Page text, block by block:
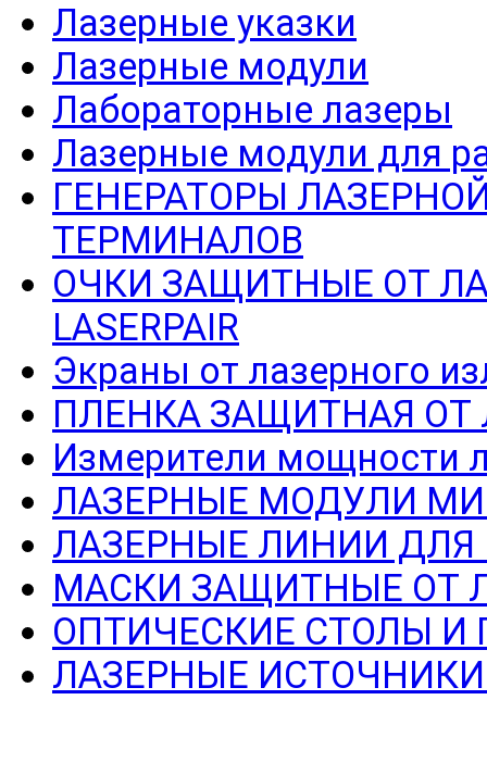
Лазерные указки
Лазерные модули
Лабораторные лазеры
Лазерные модули для
ГЕНЕРАТОРЫ
ТЕРМИНАЛОВ
ОЧКИ ЗАЩИТНЫЕ ОТ
LASERPAIR
Экраны от лазерного
ПЛЕНКА ЗАЩИТНАЯ ОТ
Измерители мощности
ЛАЗЕРНЫЕ МОДУЛИ
ЛАЗЕРНЫЕ ЛИНИИ
МАСКИ ЗАЩИТНЫЕ ОТ
ОПТИЧЕСКИЕ СТОЛЫ И
ЛАЗЕРНЫЕ ИСТОЧНИКИ